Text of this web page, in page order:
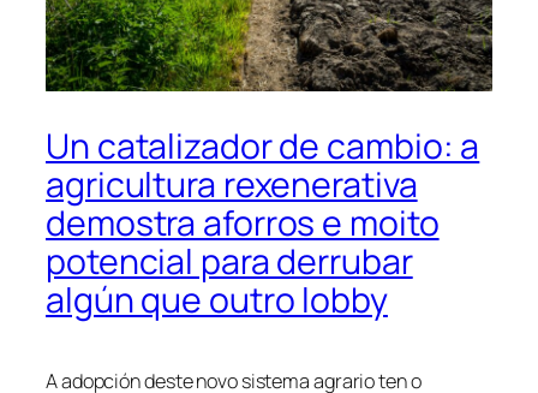
Un catalizador de cambio: a
agricultura rexenerativa
demostra aforros e moito
potencial para derrubar
algún que outro lobby
A adopción deste novo sistema agrario ten o